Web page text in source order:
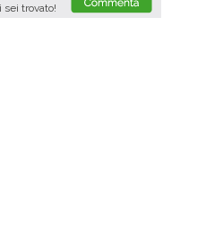
sei trovato!